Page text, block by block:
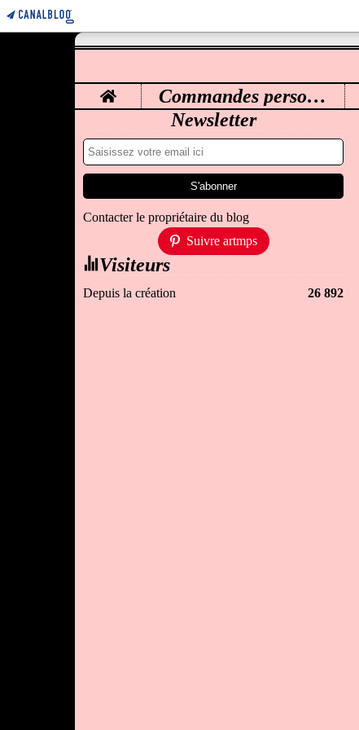
Home Commandes personnalisées
Newsletter
Contacter le propriétaire du blog
Suivre artmps
Visiteurs
Depuis la création 26 892